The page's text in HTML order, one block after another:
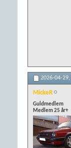
2026-04-29,
MickeR
Guldmedlem
Medlem 25 år+